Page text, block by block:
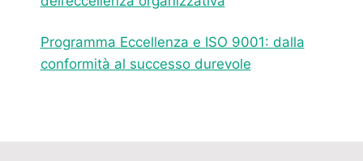
Programma Eccellenza e ISO 9001: dalla
conformità al successo durevole